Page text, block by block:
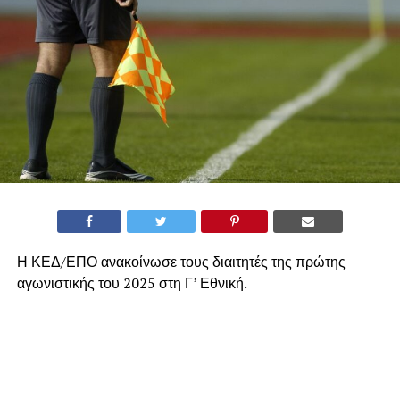
Η ΚΕΔ/ΕΠΟ ανακοίνωσε τους διαιτητές της πρώτης
αγωνιστικής του 2025 στη Γ’ Εθνική.